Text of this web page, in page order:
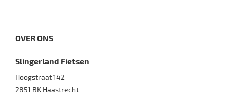
OVER ONS
Slingerland Fietsen
Hoogstraat 142
2851 BK Haastrecht